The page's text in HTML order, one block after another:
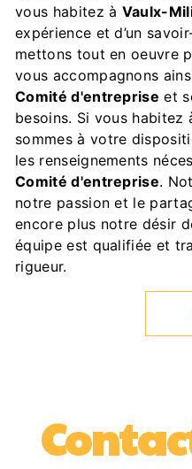
vous habitez à Vaulx-
expérience et d’un
mettons tout en oeuvre
vous accompagnons
Comité d'entreprise et
besoins. Si vous habitez
sommes à votre
les renseignements
Comité d'entreprise.
notre passion et le
encore plus notre désir
équipe est qualifiée et
rigueur.